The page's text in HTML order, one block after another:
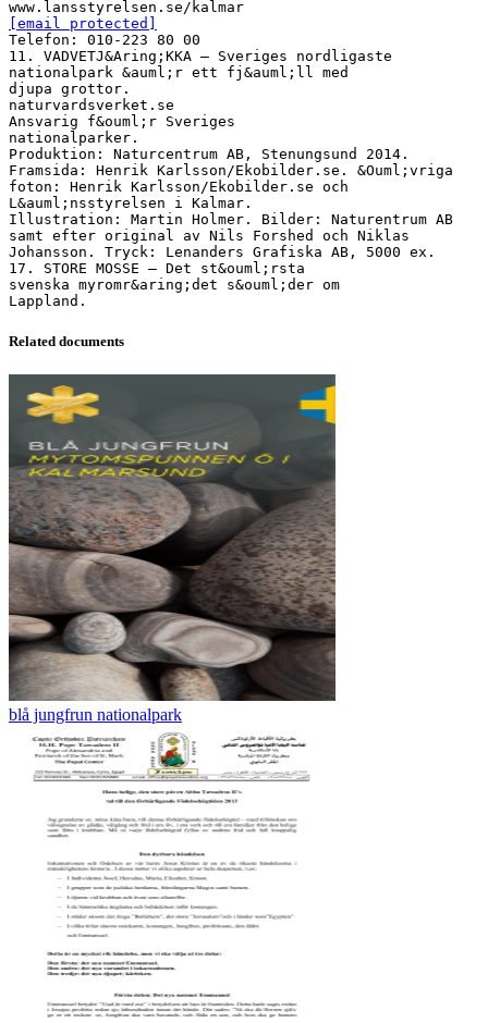
[email protected]
Telefon: 010-223 80 00
11. VADVETJ&Aring;KKA – Sveriges nordligaste
nationalpark &auml;r ett fj&auml;ll med
djupa grottor.
naturvardsverket.se
Ansvarig f&ouml;r Sveriges
nationalparker.
Produktion: Naturcentrum AB, Stenungsund 2014.
Framsida: Henrik Karlsson/Ekobilder.se. &Ouml;vriga
foton: Henrik Karlsson/Ekobilder.se och
L&auml;nsstyrelsen i Kalmar.
Illustration: Martin Holmer. Bilder: Naturentrum AB
samt efter original av Nils Forshed och Niklas
Johansson. Tryck: Lenanders Grafiska AB, 5000 ex.
17. STORE MOSSE – Det st&ouml;rsta
svenska myromr&aring;det s&ouml;der om
Related documents
blå jungfrun nationalpark